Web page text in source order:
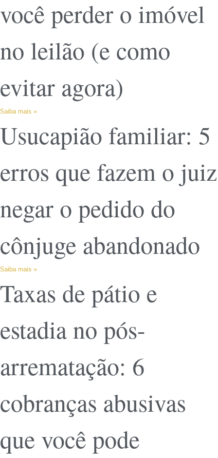
você perder o imóvel
no leilão (e como
evitar agora)
Saiba mais »
Usucapião familiar: 5
erros que fazem o juiz
negar o pedido do
cônjuge abandonado
Saiba mais »
Taxas de pátio e
estadia no pós-
arrematação: 6
cobranças abusivas
que você pode